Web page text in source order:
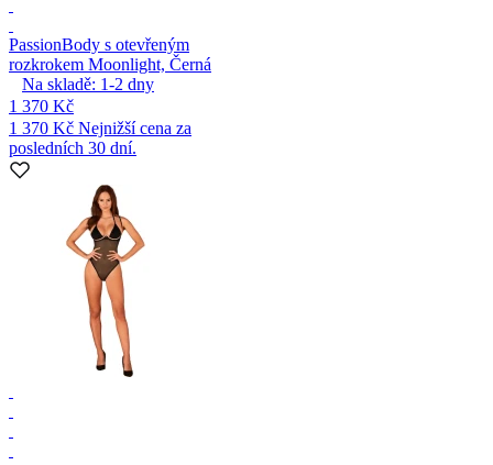
PassionBody s otevřeným
rozkrokem Moonlight, Černá
Na skladě: 1-2 dny
1 370 Kč
1 370 Kč Nejnižší cena za
posledních 30 dní.